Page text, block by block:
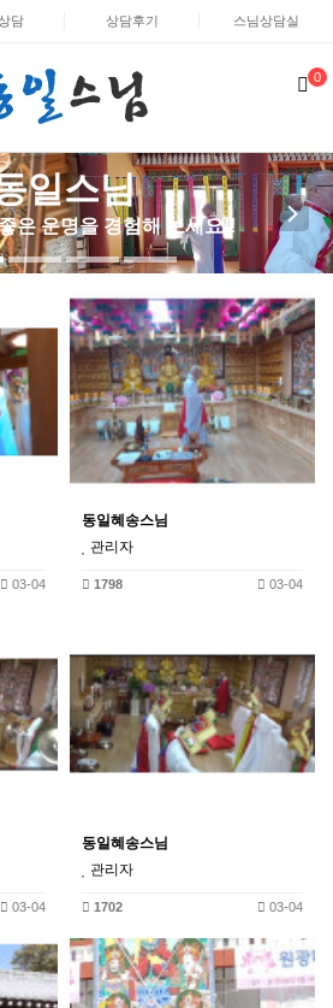
담 상담후기 스님상담실
0
일스님
은 운명을 경험해 보세요!!
03-04
동일혜송스님
관리자
1798 03-04
03-04
동일혜송스님
관리자
1702 03-04